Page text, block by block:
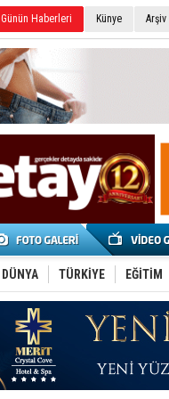
Günün Haberleri Künye Arşiv
DÜNYA TÜRKİYE EĞİTİM